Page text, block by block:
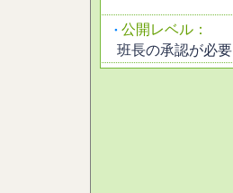
・ 公開レベル：
班長の承認が必要